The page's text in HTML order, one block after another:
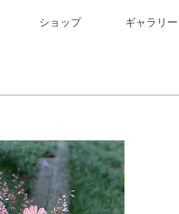
ショップ ギャラリー